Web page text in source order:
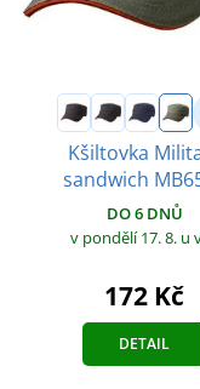
Kšiltovka
sandwich
DO 6 DNŮ
v pondělí 17. 8. u
172 Kč
DETAIL